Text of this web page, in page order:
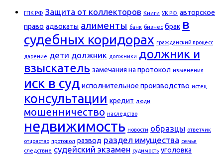
ГПК РФ Защита от коллекторов Книги УК РФ авторское
право адвокаты алименты банк бизнес брак в
судебных коридорах гражданский процесс
дарение дети должник должники должник и
взыскатель замечания на протокол изменения
иск в суд исполнительное производство истец
консультации кредит люди
мошенничество наследство
недвижимость новости образцы ответчик
отцовство протокол развод раздел имущества семья
следствие судейский экзамен судимость уголовка